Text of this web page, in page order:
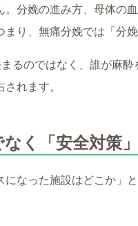
分娩の進み方、母体の
り、無痛分娩では「分
るのではなく、誰が麻
れます。
く「安全対策
なった施設はどこか」